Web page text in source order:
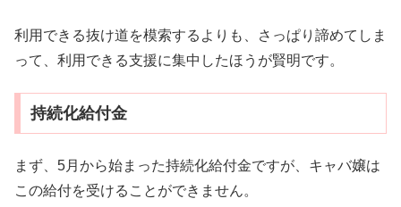
利用できる抜け道を模索するよりも、さっぱり諦めてしま
って、利用できる支援に集中したほうが賢明です。
持続化給付金
まず、5月から始まった持続化給付金ですが、キャバ嬢は
この給付を受けることができません。